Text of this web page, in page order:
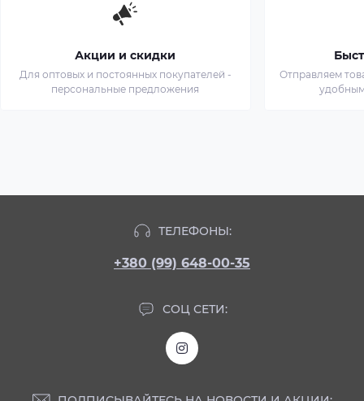
Акции и скидки
Для оптовых и постоянных покупателей -
персональные предложения
Отправляем
ТЕЛЕФОНЫ:
+380 (99) 648-00-35
СОЦ СЕТИ: